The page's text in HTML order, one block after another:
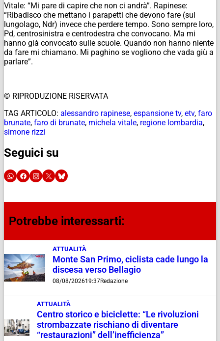
Vitale: “Mi pare di capire che non ci andrà”. Rapinese:
“Ribadisco che mettano i parapetti che devono fare (sul
lungolago, Ndr) invece che perdere tempo. Sono sempre loro,
Pd, centrosinistra e centrodestra che convocano. Ma mi
hanno già convocato sulle scuole. Quando non hanno niente
da fare mi chiamano. Mi paghino se vogliono che vada giù a
parlare”.
© RIPRODUZIONE RISERVATA
TAG ARTICOLO: alessandro rapinese, espansione tv, etv, faro
brunate, faro di brunate, michela vitale, regione lombardia,
simone rizzi
Seguici su
Potrebbe interessarti:
ATTUALITÀ
Monte San Primo, ciclista cade lungo la
discesa verso Bellagio
08/08/202619:37Redazione
ATTUALITÀ
Centro storico e biciclette: “Le rivoluzioni
strombazzate rischiano di diventare
“restaurazioni” dell’inefficienza”